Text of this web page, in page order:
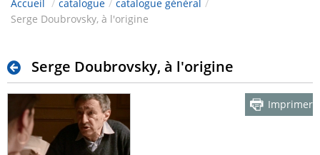
Accueil / catalogue / catalogue général /
Serge Doubrovsky, à l'origine
Serge Doubrovsky, à l'origine
Imprimer